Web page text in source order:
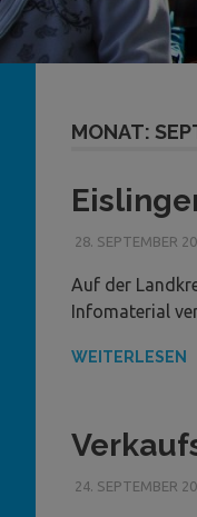
MONAT:
28. SEPTEMBER
Auf der
Infomaterial
WEITERLESEN
24. SEPTEMBER